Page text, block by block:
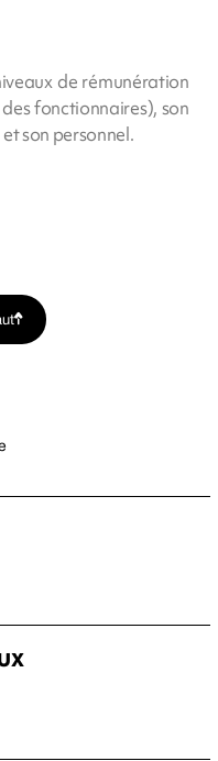
de rémunération
fonctionnaires), son
son personnel.